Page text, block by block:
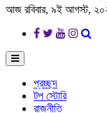
আজ রবিবার, ৯ই আগস্ট, ২০২৬
প্রচ্ছদ
টপ স্টোরি
রাজনীতি